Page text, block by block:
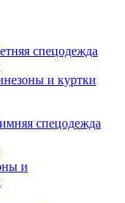
спецодежда
и куртки
спецодежда
и